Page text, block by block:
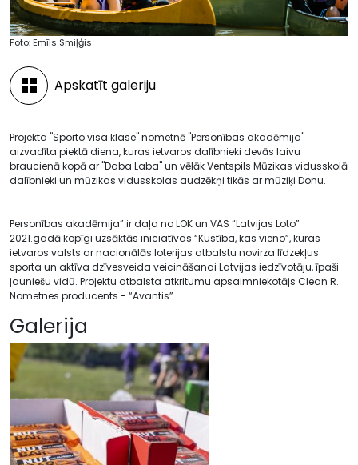
Foto: Emīls Smiļģis
Apskatīt galeriju
Projekta "Sporto visa klase" nometnē "Personības akadēmija"
aizvadīta piektā diena, kuras ietvaros dalībnieki devās laivu
braucienā kopā ar "Daba Laba" un vēlāk Ventspils Mūzikas vidusskolā
dalībnieki un mūzikas vidusskolas audzēkņi tikās ar mūziķi Donu.
Personības akadēmija” ir daļa no LOK un VAS “Latvijas Loto”
2021.gadā kopīgi uzsāktās iniciatīvas “Kustība, kas vieno”, kuras
ietvaros valsts ar nacionālās loterijas atbalstu novirza līdzekļus
sporta un aktīva dzīvesveida veicināšanai Latvijas iedzīvotāju, īpaši
jauniešu vidū. Projektu atbalsta atkritumu apsaimniekotājs Clean R.
Nometnes producents - “Avantis”.
Galerija